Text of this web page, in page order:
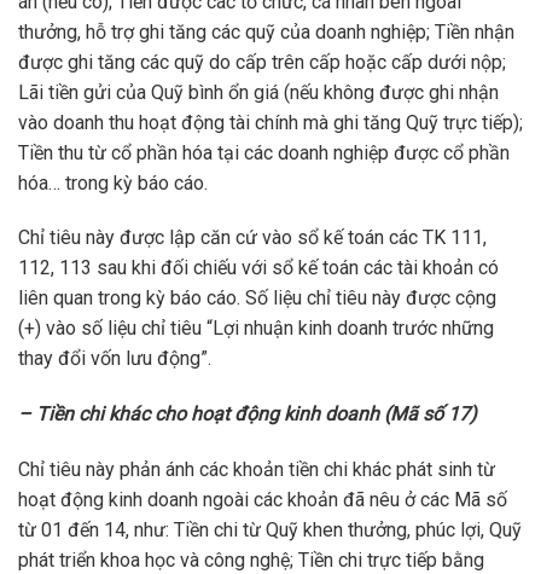
thưởng, hỗ trợ ghi tăng các quỹ của doanh nghiệp; Tiền nhận
được ghi tăng các quỹ do cấp trên cấp hoặc cấp dưới nộp;
Lãi tiền gửi của Quỹ bình ổn giá (nếu không được ghi nhận
vào doanh thu hoạt động tài chính mà ghi tăng Quỹ trực tiếp);
Tiền thu từ cổ phần hóa tại các doanh nghiệp được cổ phần
hóa… trong kỳ báo cáo.
Chỉ tiêu này được lập căn cứ vào sổ kế toán các TK 111,
112, 113 sau khi đối chiếu với sổ kế toán các tài khoản có
liên quan trong kỳ báo cáo. Số liệu chỉ tiêu này được cộng
(+) vào số liệu chỉ tiêu “Lợi nhuận kinh doanh trước những
thay đổi vốn lưu động”.
– Tiền chi khác cho hoạt động kinh doanh (Mã số 17)
Chỉ tiêu này phản ánh các khoản tiền chi khác phát sinh từ
hoạt động kinh doanh ngoài các khoản đã nêu ở các Mã số
từ 01 đến 14, như: Tiền chi từ Quỹ khen thưởng, phúc lợi, Quỹ
phát triển khoa học và công nghệ; Tiền chi trực tiếp bằng